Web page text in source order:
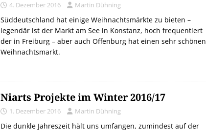
4. Dezember 2016 Martin Dühning
Süddeutschland hat einige Weihnachtsmärkte zu bieten –
legendär ist der Markt am See in Konstanz, hoch frequentiert
der in Freiburg – aber auch Offenburg hat einen sehr schönen
Weihnachtsmarkt.
Niarts Projekte im Winter 2016/17
1. Dezember 2016 Martin Dühning
Die dunkle Jahreszeit hält uns umfangen, zumindest auf der